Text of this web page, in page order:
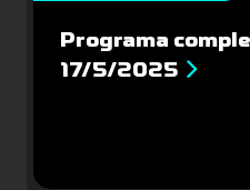
Programa
17/5/2025